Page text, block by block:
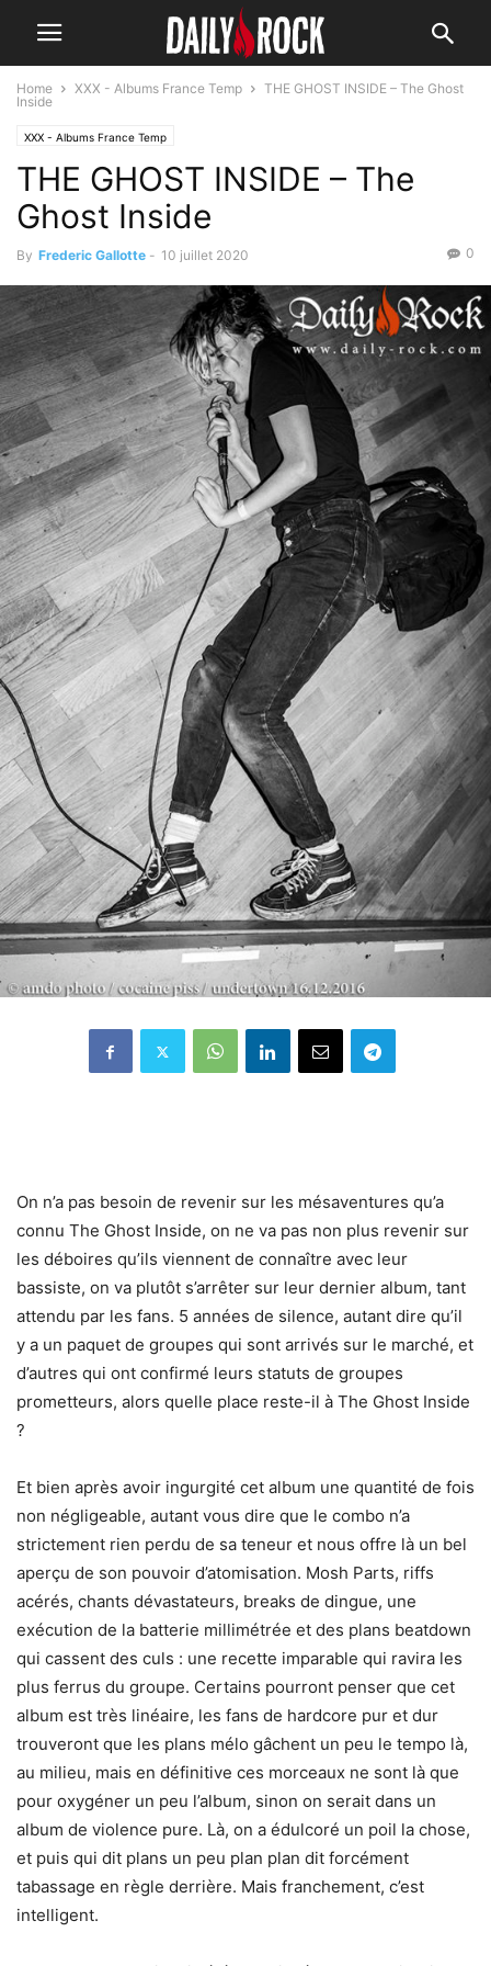
Home XXX - Albums France Temp
THE GHOST INSIDE – The Ghost
Inside
XXX - Albums France Temp
THE GHOST INSIDE – The
Ghost Inside
By Frederic Gallotte - 10 juillet 2020 0
On n’a pas besoin de revenir sur les mésaventures qu’a
connu The Ghost Inside, on ne va pas non plus revenir sur
les déboires qu’ils viennent de connaître avec leur
bassiste, on va plutôt s’arrêter sur leur dernier album, tant
attendu par les fans. 5 années de silence, autant dire qu’il
y a un paquet de groupes qui sont arrivés sur le marché, et
d’autres qui ont confirmé leurs statuts de groupes
prometteurs, alors quelle place reste-il à The Ghost Inside
?
Et bien après avoir ingurgité cet album une quantité de fois
non négligeable, autant vous dire que le combo n’a
strictement rien perdu de sa teneur et nous offre là un bel
aperçu de son pouvoir d’atomisation. Mosh Parts, riffs
acérés, chants dévastateurs, breaks de dingue, une
exécution de la batterie millimétrée et des plans beatdown
qui cassent des culs : une recette imparable qui ravira les
plus ferrus du groupe. Certains pourront penser que cet
album est très linéaire, les fans de hardcore pur et dur
trouveront que les plans mélo gâchent un peu le tempo là,
au milieu, mais en définitive ces morceaux ne sont là que
pour oxygéner un peu l’album, sinon on serait dans un
album de violence pure. Là, on a édulcoré un poil la chose,
et puis qui dit plans un peu plan plan dit forcément
tabassage en règle derrière. Mais franchement, c’est
intelligent.